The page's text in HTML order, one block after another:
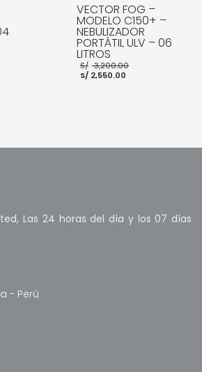
VECTOR FOG –
MODELO C150+ –
NEBULIZADOR
PORTÁTIL ULV – 06
LITROS
S/ 3,200.00
S/2,550.00
Las 24 horas del día y los 07 días
- Perú